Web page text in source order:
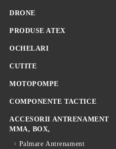
DRONE
PRODUSE ATEX
OCHELARI
CUTITE
MOTOPOMPE
COMPONENTE TACTICE
ACCESORII ANTRENAMENT
MMA, BOX,
Palmare Antrenament